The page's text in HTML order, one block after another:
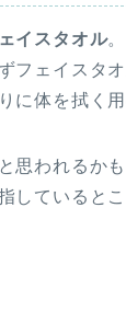
イスタオル
フェイスタ
に体を拭く
思われるか
していると